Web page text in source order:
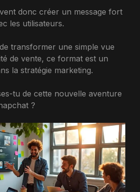
donc créer un message fort
les utilisateurs.
transformer une simple vue
de vente, ce format est un
la stratégie marketing.
tu de cette nouvelle aventure
?